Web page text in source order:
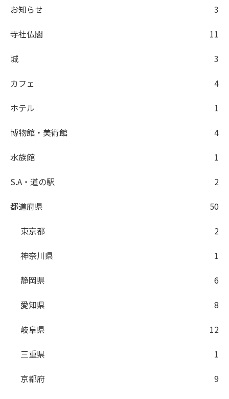
お知らせ
3
寺社仏閣
11
城
3
カフェ
4
ホテル
1
博物館・美術館
4
水族館
1
S.A・道の駅
2
都道府県
50
東京都
2
神奈川県
1
静岡県
6
愛知県
8
岐阜県
12
三重県
1
京都府
9